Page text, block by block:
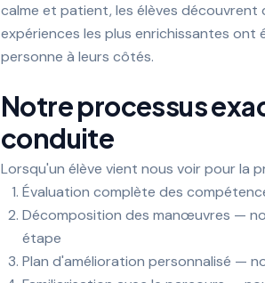
calme et patient, les élèves découvrent
expériences les plus enrichissantes ont
personne à leurs côtés.
Notre processus
conduite
Lorsqu'un élève vient nous voir pour la
Évaluation complète des
Décomposition des manœuvres —
étape
Plan d'amélioration personnalisé —